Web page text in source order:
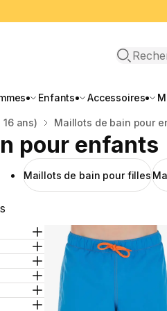
Enfants Accessoires
ans) Maillots de bain pour
pour enfants
Maillots de bain pour filles